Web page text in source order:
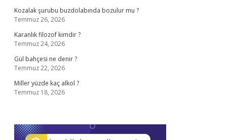
Kozalak şurubu buzdolabında bozulur mu ?
Temmuz 26, 2026
Karanlık filozof kimdir ?
Temmuz 24, 2026
Gül bahçesi ne denir ?
Temmuz 22, 2026
Miller yüzde kaç alkol ?
Temmuz 18, 2026